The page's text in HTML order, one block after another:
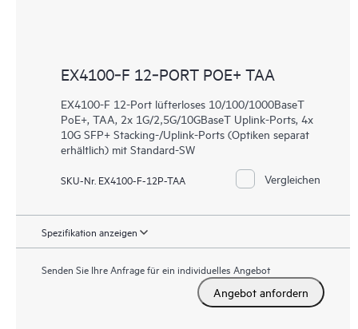
EX4100‑F 12‑PORT POE+ TAA
EX4100-F 12-Port lüfterloses 10/100/1000BaseT
PoE+, TAA, 2x 1G/2,5G/10GBaseT Uplink-Ports, 4x
10G SFP+ Stacking-/Uplink-Ports (Optiken separat
erhältlich) mit Standard-SW
SKU-Nr. EX4100-F-12P-TAA Vergleichen
Spezifikation anzeigen
Senden Sie Ihre Anfrage für ein individuelles Angebot
Angebot anfordern